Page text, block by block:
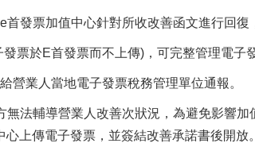
發票加值中心針對所收改善函文進行回復
票於E首發票而不上傳)，可完整管理電子
營業人當地電子發票稅務管理單位通報。
法輔導營業人改善次狀況，為避免影響加
上傳電子發票，並簽結改善承諾書後開放。